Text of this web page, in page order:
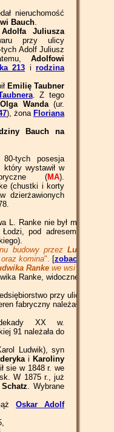
nieruchomość
Bauch.
Adolfa Juliusza
przy ulicy
Adolf Juliusz
Adolfowi
213 i rodzina
Emilię Taubner
. Z tego
Olga Wanda(ur.
), żona Floriana
Bauch na
tych posesja
który wystawił w
(MA).
(chustki i korty
dzierżawionych
L. Ranke nie był możliwy
pod adresem
budowy przezLudwika
komina". [zobacz
Ranke we wsi Dąbrowa
Ranke, widocznej
przy ulicy
fabryczny należał do firmy "
XX w.
91 należała do
Ludwik), syn
i Karoliny
sie w 1848 r. we
W 1875 r., już
. Wybrane
Oskar Adolf